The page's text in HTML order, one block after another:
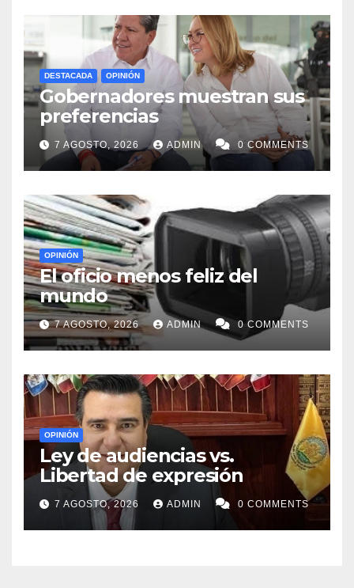
DESTACADA OPINIÓN
Gobernadores muestran sus
preferencias
7 AGOSTO, 2026 ADMIN 0 COMMENTS
OPINIÓN
El oficio menos feliz del
mundo
7 AGOSTO, 2026 ADMIN 0 COMMENTS
OPINIÓN
Ley de audiencias vs.
Libertad de expresión
7 AGOSTO, 2026 ADMIN 0 COMMENTS